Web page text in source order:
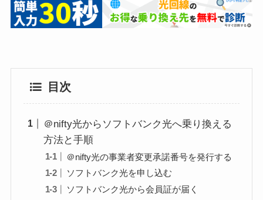
目次
＠nifty光からソフトバンク光へ乗り換える
方法と手順
＠nifty光の事業者変更承諾番号を発行する
ソフトバンク光を申し込む
ソフトバンク光から会員証が届く